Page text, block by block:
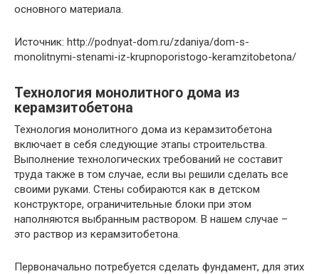
основного материала.
Источник: http://podnyat-dom.ru/zdaniya/dom-s-
monolitnymi-stenami-iz-krupnoporistogo-keramzitobetona/
Технология монолитного дома из
керамзитобетона
Технология монолитного дома из керамзитобетона
включает в себя следующие этапы строительства.
Выполнение технологических требований не составит
труда также в том случае, если вы решили сделать все
своими руками. Стены собираются как в детском
конструкторе, ограничительные блоки при этом
наполняются выбранным раствором. В нашем случае –
это раствор из керамзитобетона.
Первоначально потребуется сделать фундамент, для этих